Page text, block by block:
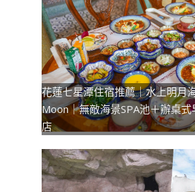
花蓮七星潭住宿推薦｜水上明月
Moon｜無敵海景SPA池＋辦桌
店